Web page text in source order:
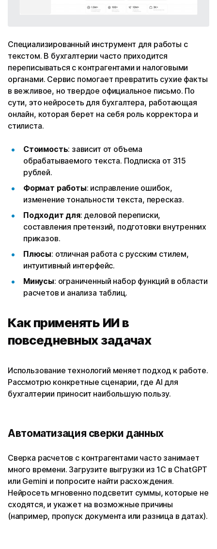
Специализированный инструмент для работы с
текстом. В бухгалтерии часто приходится
переписываться с контрагентами и налоговыми
органами. Сервис помогает превратить сухие факты
в вежливое, но твердое официальное письмо. По
сути, это нейросеть для бухгалтера, работающая
онлайн, которая берет на себя роль корректора и
стилиста.
Стоимость: зависит от объема
обрабатываемого текста. Подписка от 315
рублей.
Формат работы: исправление ошибок,
изменение тональности текста, пересказ.
Подходит для: деловой переписки,
составления претензий, подготовки внутренних
приказов.
Плюсы: отличная работа с русским стилем,
интуитивный интерфейс.
Минусы: ограниченный набор функций в области
расчетов и анализа таблиц.
Как применять ИИ в
повседневных задачах
Использование технологий меняет подход к работе.
Рассмотрю конкретные сценарии, где AI для
бухгалтерии приносит наибольшую пользу.
Автоматизация сверки данных
Сверка расчетов с контрагентами часто занимает
много времени. Загрузите выгрузки из 1С в ChatGPT
или Gemini и попросите найти расхождения.
Нейросеть мгновенно подсветит суммы, которые не
сходятся, и укажет на возможные причины
(например, пропуск документа или разница в датах).